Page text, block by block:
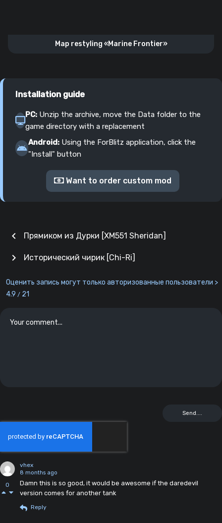
Map restyling «Marine Frontier»
Installation guide
PC: Unzip the archive, move the Data folder to the
game directory with a replacement
Android: Using the ForBlitz application, click the
"Install" button
Want to order custom mod
chevron_left Прямиком из Дурки [XM551 Sheridan]
Исторический чирик [Chi-Ri]
chevron_right
Оценить запись могут только авторизованные пользователи >
4.9 / 21
0
vhex
8 months ago
Damn this is so good, it would be awesome if the daredevil
version comes for another tank
Reply